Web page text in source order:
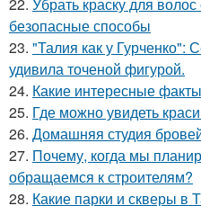
безопасные способы
23. "Талия как у
удивила точеной фигурой.
24. Какие интересные
25. Где можно увидеть
26. Домашняя студия
27. Почему, когда мы
обращаемся к строителям?
28. Какие парки и скверы в